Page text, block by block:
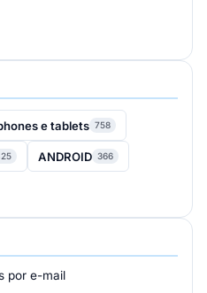
e tablets 758
ANDROID 366
por e-mail